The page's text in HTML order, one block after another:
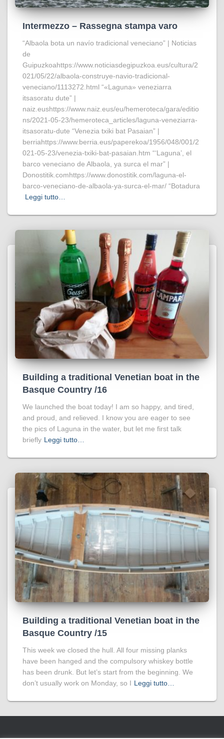
Intermezzo – Rassegna stampa varo
“Albaola bota un navío tradicional veneciano” | Noticias
de
Guipuzkoahttps://www.noticiasdegipuzkoa.eus/cultura/2
021/05/22/albaola-construye-navio-tradicional-
veneciano/1113272.html “«Laguna» veneziarra
itsasoratu dute” |
naiz.eushttps://www.naiz.eus/eu/hemeroteca/gara/editio
ns/2021-05-23/hemeroteca_articles/laguna-veneziarra-
itsasoratu-dute “Venezia txiki bat Pasaian” |
berriahttps://www.berria.eus/paperekoa/1956/048/001/2
021-05-23/venezia-txiki-bat-pasaian.htm “‘Laguna’, el
barco veneciano de Albaola, ya surca el mar” |
Donostitik.comhttps://www.donostitik.com/laguna-el-
barco-veneciano-de-albaola-ya-surca-el-mar/ “Botadura
Leggi tutto…
Building a traditional Venetian boat in the
Basque Country /16
We launched the boat today! I am so happy, and tired,
and proud, and relieved. I know you are eager to see
the pics of Laguna in the water, but let me first talk
briefly Leggi tutto…
Building a traditional Venetian boat in the
Basque Country /15
This week we closed the hull. All four missing planks
have been hanged and the compulsory whiskey bottle
has been drunk. But let’s start from the beginning. We
don’t usually work on Monday, so I Leggi tutto…